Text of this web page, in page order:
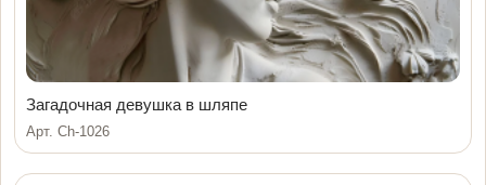
Загадочная девушка в шляпе
Арт. Ch-1026